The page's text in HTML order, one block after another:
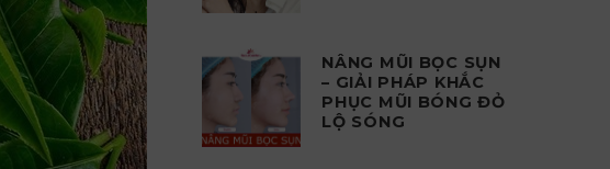
NÂNG MŨI BỌC SỤN
– GIẢI PHÁP KHẮC
PHỤC MŨI BÓNG ĐỎ
LỘ SÓNG